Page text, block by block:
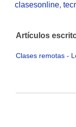
clasesonline,
Artículos
Clases remotas -